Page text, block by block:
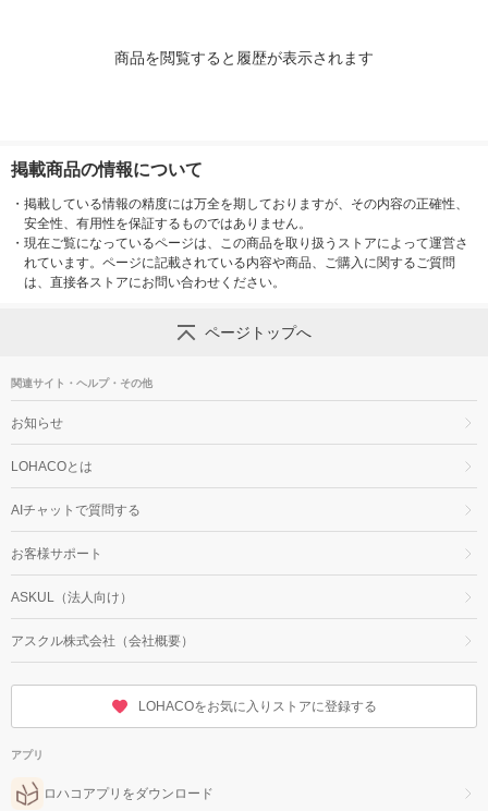
商品を閲覧すると履歴が表示されます
掲載商品の情報について
・ 掲載している情報の精度には万全を期しておりますが、その内容の正確性、
安全性、有用性を保証するものではありません。
・ 現在ご覧になっているページは、この商品を取り扱うストアによって運営さ
れています。ページに記載されている内容や商品、ご購入に関するご質問
は、直接各ストアにお問い合わせください。
ページトップへ
関連サイト・ヘルプ・その他
お知らせ
LOHACOとは
AIチャットで質問する
お客様サポート
ASKUL（法人向け）
アスクル株式会社（会社概要）
LOHACOをお気に入りストアに登録する
アプリ
ロハコアプリをダウンロード